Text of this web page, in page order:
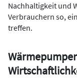
Nachhaltigkeit und
Verbrauchern so,
treffen.